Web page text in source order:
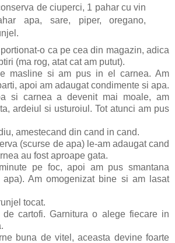
de ciuperci, 1 pahar cu vin
apa, sare, piper, oregano,
o ca pe cea din magazin, adica
(ma rog, atat cat am putut).
masline si am pus in el carnea. Am
apoi am adaugat condimente si apa.
si carnea a devenit mai moale, am
ardeiul si usturoiul. Tot atunci am pus
amestecand din cand in cand.
(scurse de apa) le-am adaugat cand
au fost aproape gata.
pe foc, apoi am pus smantana
apa). Am omogenizat bine si am lasat
tocat.
cartofi. Garnitura o alege fiecare in
buna de vitel, aceasta devine foarte